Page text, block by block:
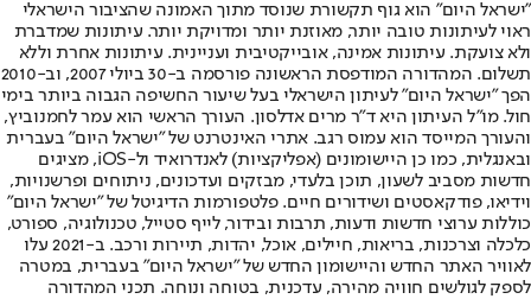
"ישראל היום" הוא גוף תקשורת שנוסד מתוך האמונה שהציבור הישראלי
ראוי לעיתונות טובה יותר, מאוזנת יותר ומדויקת יותר. עיתונות שמדברת
ולא צועקת. עיתונות אמינה, אובייקטיבית ועניינית. עיתונות אחרת וללא
תשלום. המהדורה המודפסת הראשונה פורסמה ב-30 ביולי 2007, וב-2010
הפך "ישראל היום" לעיתון הישראלי בעל שיעור החשיפה הגבוה ביותר בימי
חול. מו"ל העיתון היא ד"ר מרים אדלסון. העורך הראשי הוא עמר לחמנוביץ,
והעורך המייסד הוא עמוס רגב. אתרי האינטרנט של "ישראל היום" בעברית
ובאנגלית, כמו כן היישומונים (אפליקציות) לאנדרואיד ול-iOS, מציגים
חדשות מסביב לשעון, תוכן בלעדי, מבזקים ועדכונים, ניתוחים ופרשנויות,
וידיאו, פודקאסטים ושידורים חיים. פלטפורמות הדיגיטל של "ישראל היום"
כוללות ערוצי חדשות ודעות, תרבות ובידור, לייף סטייל, טכנולוגיה, ספורט,
כלכלה וצרכנות, בריאות, חיילים, אוכל, יהדות, תיירות ורכב. ב-2021 עלו
לאוויר האתר החדש והיישומון החדש של "ישראל היום" בעברית, במטרה
לספק לגולשים חוויה מהירה, עדכנית, בטוחה ונוחה. תכני המהדורה